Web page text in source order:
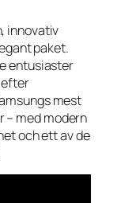
innovativ
paket.
entusiaster
efter
mest
– med modern
och ett av de